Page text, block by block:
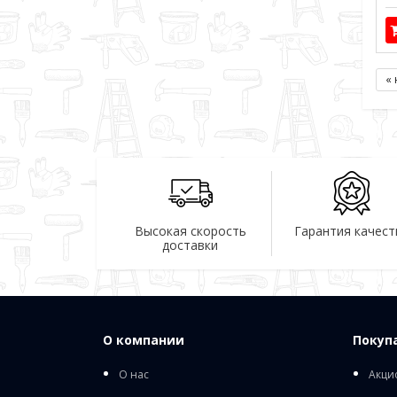
«
Высокая скорость
доставки
Гарантия
О компании
О нас